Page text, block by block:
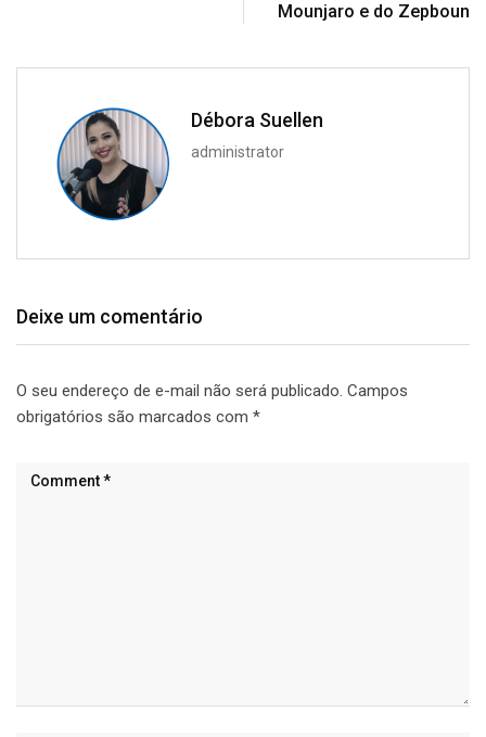
Mounjaro e do Zepboun
Débora Suellen
administrator
Deixe um comentário
O seu endereço de e-mail não será publicado. Campos
obrigatórios são marcados com *